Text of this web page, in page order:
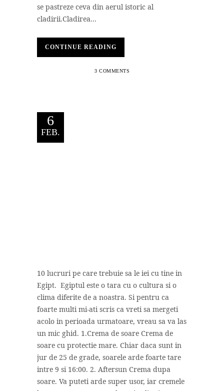
se pastreze ceva din aerul istoric al
cladirii.Cladirea...
CONTINUE READING
3 COMMENTS
6
FEB.
10 lucruri pe care trebuie sa le iei cu tine in
Egipt. Egiptul este o tara cu o cultura si o
clima diferite de a noastra. Si pentru ca
foarte multi mi-ati scris ca vreti sa mergeti
acolo in perioada urmatoare, vreau sa va las
un mic ghid. 1.Crema de soare Crema de
soare cu protectie mare. Chiar daca sunt in
jur de 25 de grade, soarele arde foarte tare
intre 9 si 16:00. 2. Aftersun Crema dupa
soare. Va puteti arde super usor, iar cremele